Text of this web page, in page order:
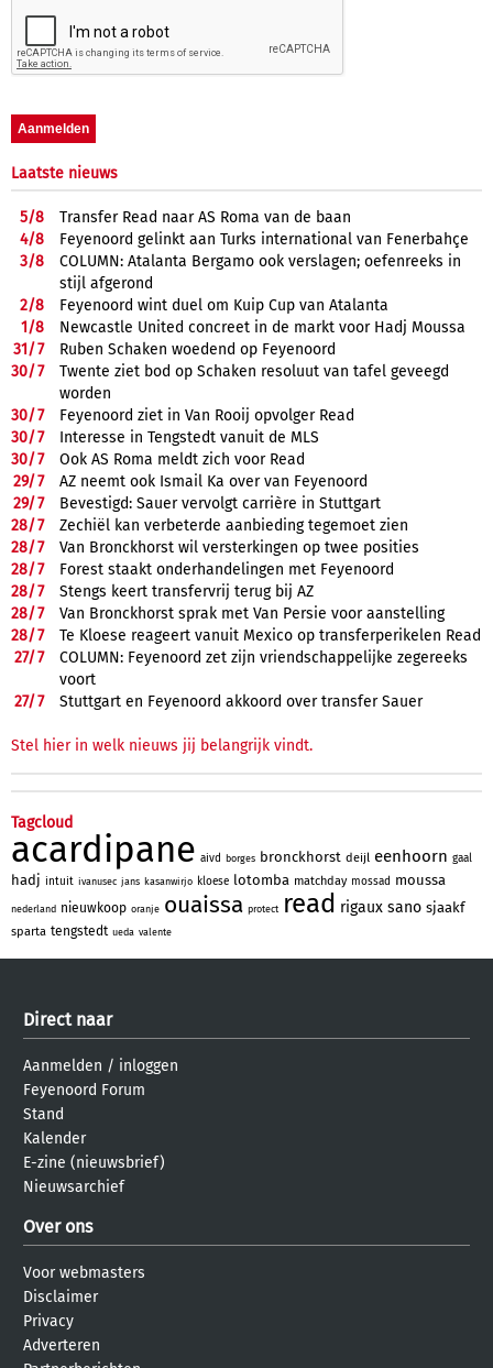
Laatste nieuws
5/8
Transfer Read naar AS Roma van de baan
4/8
Feyenoord gelinkt aan Turks international van Fenerbahçe
3/8
COLUMN: Atalanta Bergamo ook verslagen; oefenreeks in
stijl afgerond
2/8
Feyenoord wint duel om Kuip Cup van Atalanta
1/8
Newcastle United concreet in de markt voor Hadj Moussa
31/7
Ruben Schaken woedend op Feyenoord
30/7
Twente ziet bod op Schaken resoluut van tafel geveegd
worden
30/7
Feyenoord ziet in Van Rooij opvolger Read
30/7
Interesse in Tengstedt vanuit de MLS
30/7
Ook AS Roma meldt zich voor Read
29/7
AZ neemt ook Ismail Ka over van Feyenoord
29/7
Bevestigd: Sauer vervolgt carrière in Stuttgart
28/7
Zechiël kan verbeterde aanbieding tegemoet zien
28/7
Van Bronckhorst wil versterkingen op twee posities
28/7
Forest staakt onderhandelingen met Feyenoord
28/7
Stengs keert transfervrij terug bij AZ
28/7
Van Bronckhorst sprak met Van Persie voor aanstelling
28/7
Te Kloese reageert vanuit Mexico op transferperikelen Read
27/7
COLUMN: Feyenoord zet zijn vriendschappelijke zegereeks
voort
27/7 Stuttgart en Feyenoord akkoord over transfer Sauer
Stel hier in welk nieuws jij belangrijk vindt.
Tagcloud
acardipane aivd borges bronckhorst deijl eenhoorn gaal
hadj intuit ivanusec jans kasanwirjo kloese lotomba matchday mossad moussa
nederland nieuwkoop oranje ouaissa protect read rigaux sano sjaakf
sparta tengstedt ueda valente
Direct naar
Aanmelden / inloggen
Feyenoord Forum
Stand
Kalender
E-zine (nieuwsbrief)
Nieuwsarchief
Over ons
Voor webmasters
Disclaimer
Privacy
Adverteren